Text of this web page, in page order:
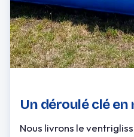
Un déroulé clé en
Nous livrons le